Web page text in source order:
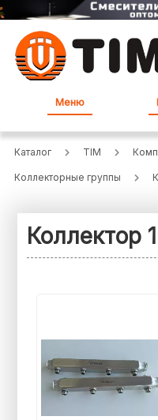
Меню
Каталог TIM
Коллекторные группы
Коллектор